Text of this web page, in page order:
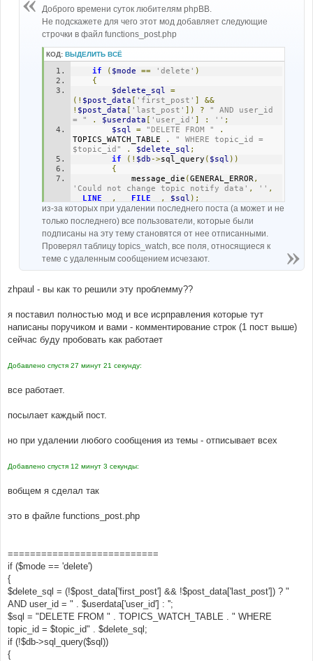
Доброго времени суток любителям phpBB.
Не подскажете для чего этот мод добавляет следующие
строчки в файл functions_post.php
КОД: ВЫДЕЛИТЬ ВСЁ
if ( $mode == 'delete' )
{
$delete_sql
=
(! $post_data [ 'first_post' ]
&&
! $post_data [ 'last_post' ]) ?
" AND user_id
= "
. $userdata [ 'user_id' ] : '' ;
$sql
= "DELETE FROM "
.
TOPICS_WATCH_TABLE
.
" WHERE topic_id =
$topic_id"
. $delete_sql ;
if
(! $db ->sql_query ( $sql ))
{
			message_die
(GENERAL_ERROR ,
'Could not change topic notify data' , '' ,
__LINE__
, __FILE__ , $sql );
}
}
из-за которых при удалении последнего поста (а может и не
только последнего) все пользователи, которые были
подписаны на эту тему становятся от нее отписанными.
Проверял таблицу topics_watch, все поля, относящиеся к
теме с удаленным сообщением исчезают.
zhpaul - вы как то решили эту проблемму??
я поставил полностью мод и все исрправления которые тут
написаны поручиком и вами - комментирование строк (1 пост выше)
сейчас буду пробовать как работает
Добавлено спустя 27 минут 21 секунду:
все работает.
посылает каждый пост.
но при удалении любого сообщения из темы - отписывает всех
Добавлено спустя 12 минут 3 секунды:
вобщем я сделал так
это в файле functions_post.php
===========================
if ($mode == 'delete')
{
$delete_sql = (!$post_data['first_post'] && !$post_data['last_post']) ? "
AND user_id = " . $userdata['user_id'] : '';
$sql = "DELETE FROM " . TOPICS_WATCH_TABLE . " WHERE
topic_id = $topic_id" . $delete_sql;
if (!$db->sql_query($sql))
{